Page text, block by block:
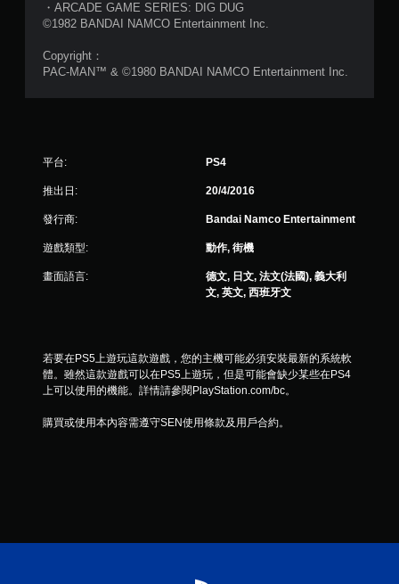
8
評
・ARCADE GAME SERIES: DIG DUG
©1982 BANDAI NAMCO Entertainment Inc.
Copyright：
PAC-MAN™ & ©1980 BANDAI NAMCO Entertainment Inc.
平台: PS4
推出日: 20/4/2016
發行商: Bandai Namco Entertainment
遊戲類型: 動作, 街機
畫面語言:
德文, 日文, 法文(法國), 義大利
文, 英文, 西班牙文
若要在PS5上遊玩這款遊戲，您的主機可能必須安裝最新的系統軟
體。雖然這款遊戲可以在PS5上遊玩，但是可能會缺少某些在PS4
上可以使用的機能。詳情請參閱PlayStation.com/bc。
購買或使用本內容需遵守SEN使用條款及用戶合約。